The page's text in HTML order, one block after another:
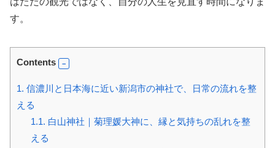
す。
Contents
1. 信濃川と日本海に近い新潟市の神社で、日常の流れを整
える
1.1. 白山神社｜菊理媛大神に、縁と気持ちの乱れを整
える